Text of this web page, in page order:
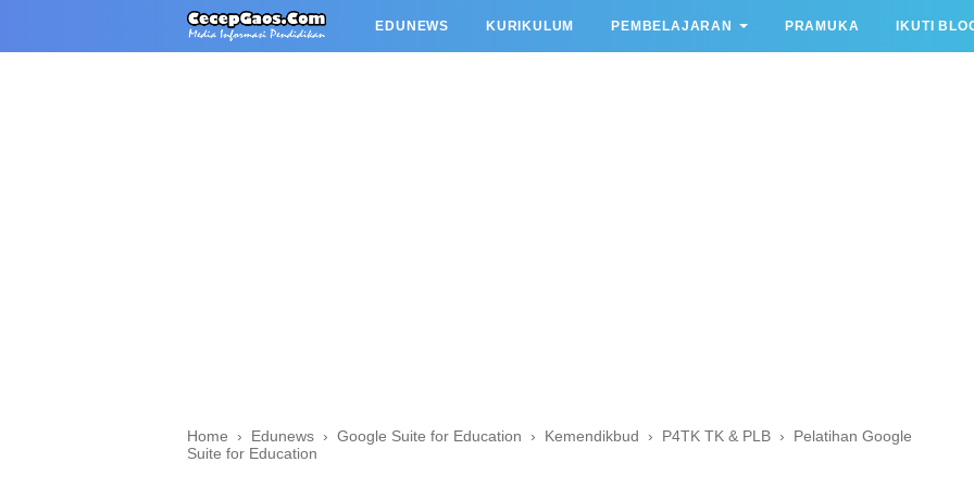
EDUNEWS KURIKULUM PEMBELAJARAN PRAMUKA IKUTI
Home › Edunews › Google Suite for Education › Kemendikbud › P4TK TK & PLB › Pelatihan Google
Suite for Education